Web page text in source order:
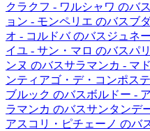
クラクフ - ワルシャワ のバス
ョン - モンペリエ のバスブ
オ - コルドバ のバス ジュネ
イユ - サン・マロ のバスパ
ンヌ のバスサラマンカ - マ
ンティアゴ・デ・コンポス
ブルック のバスボルドー -
ラマンカ のバスサンタンデ
アスコリ・ピチェーノ のバ